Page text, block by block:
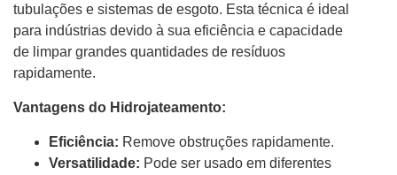
tubulações e sistemas de esgoto. Esta técnica é ideal
para indústrias devido à sua eficiência e capacidade
de limpar grandes quantidades de resíduos
rapidamente.
Vantagens do Hidrojateamento:
Eficiência: Remove obstruções rapidamente.
Versatilidade: Pode ser usado em diferentes